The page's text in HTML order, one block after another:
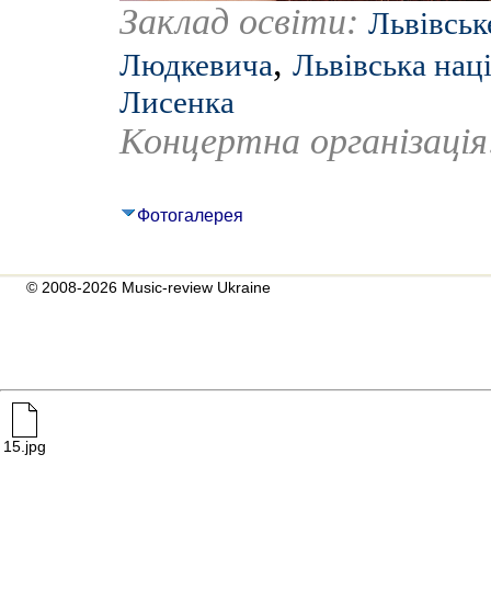
Заклад освіти:
Людкевича, Львівська
Лисенка
Концертна
Фотогалерея
© 2008-2026 Music-review Ukraine
15.jpg